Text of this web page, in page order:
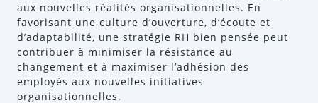
aux nouvelles réalités organisationnelles. En
favorisant une culture d’ouverture, d’écoute et
d’adaptabilité, une stratégie RH bien pensée peut
contribuer à minimiser la résistance au
changement et à maximiser l’adhésion des
employés aux nouvelles initiatives
organisationnelles.